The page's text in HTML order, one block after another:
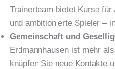
Trainerteam bietet Kurse
und ambitionierte Spieler –
Gemeinschaft und
Erdmannhausen ist mehr
knüpfen Sie neue Kontakte